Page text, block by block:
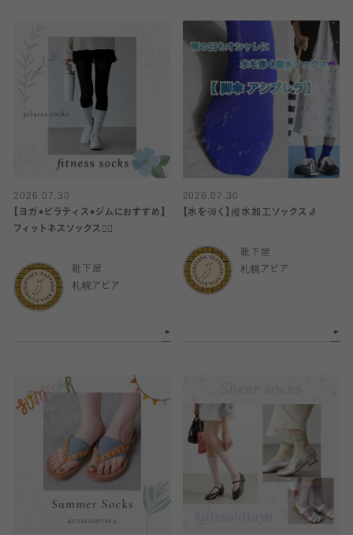
2026.07.30
【ヨガ•ピラティス•ジムにおすすめ】
フィットネスソックス🧘‍♀️
靴下屋
札幌アピア
2026.07.30
【水を弾く】撥水加工ソックス🧦
靴下屋
札幌アピア